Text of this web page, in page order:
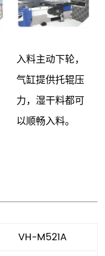
入料主动下轮，
气缸提供托辊压
力，湿干料都可
以顺畅入料。
VH-M521A